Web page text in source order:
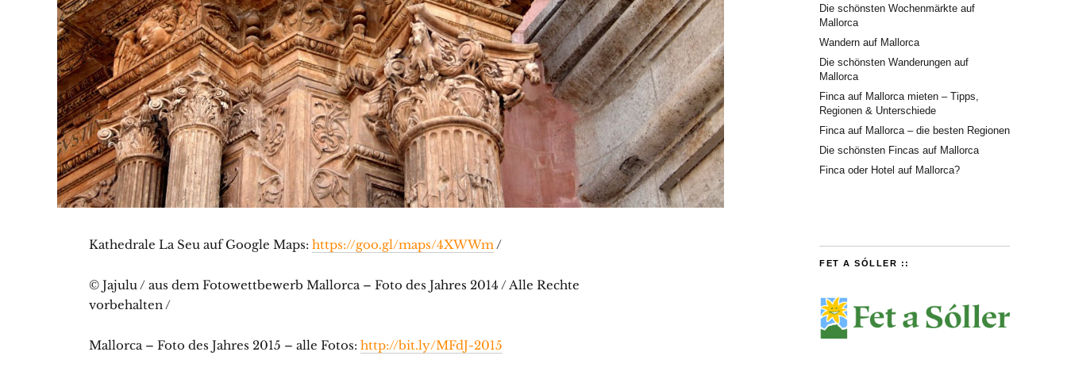
Kathedrale La Seu auf Google Maps: https://goo.gl/maps/4XWWm/
© Jajulu / aus dem Fotowettbewerb Mallorca – Foto des Jahres 2014 / Alle Rechte
vorbehalten /
Mallorca – Foto des Jahres 2015 – alle Fotos: http://bit.ly/MFdJ-2015
Die schönsten Wochenmärkte auf
Mallorca
Wandern auf Mallorca
Die schönsten Wanderungen auf
Mallorca
Finca auf Mallorca mieten – Tipps,
Regionen & Unterschiede
Finca auf Mallorca – die besten Regionen
Die schönsten Fincas auf Mallorca
Finca oder Hotel auf Mallorca?
FET A SÓLLER ::